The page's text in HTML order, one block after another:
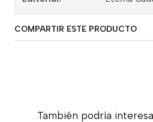
COMPARTIR ESTE PRODUCTO
También podría